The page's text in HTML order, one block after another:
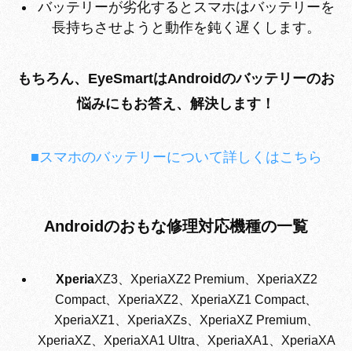
バッテリーが劣化するとスマホはバッテリーを
長持ちさせようと動作を鈍く遅くします。
もちろん、EyeSmartはAndroidのバッテリーのお
悩みにもお答え、解決します！
■スマホのバッテリーについて詳しくはこちら
Androidのおもな修理対応機種の一覧
XperiaXZ3、XperiaXZ2 Premium、XperiaXZ2
Compact、XperiaXZ2、XperiaXZ1 Compact、
XperiaXZ1、XperiaXZs、XperiaXZ Premium、
XperiaXZ、XperiaXA1 Ultra、XperiaXA1、XperiaXA